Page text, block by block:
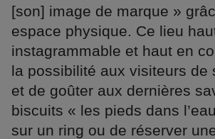
[son] image de marque »
espace physique. Ce lieu
instagrammable et haut en
la possibilité aux visiteurs de
et de goûter aux dernières
biscuits « les pieds dans
sur un ring ou de réserver